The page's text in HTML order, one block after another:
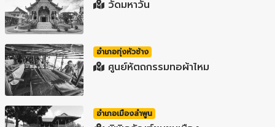
วัดมหาวัน
อำเภอทุ่งหัวช้าง
ศูนย์หัตถกรรมทอผ้าไหม
อำเภอเมืองลำพูน